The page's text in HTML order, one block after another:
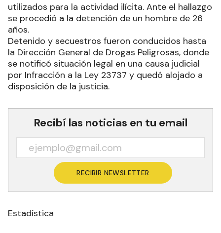
utilizados para la actividad ilícita. Ante el hallazgo
se procedió a la detención de un hombre de 26
años.
Detenido y secuestros fueron conducidos hasta
la Dirección General de Drogas Peligrosas, donde
se notificó situación legal en una causa judicial
por Infracción a la Ley 23737 y quedó alojado a
disposición de la justicia.
Recibí las noticias en tu email
RECIBIR NEWSLETTER
Estadística